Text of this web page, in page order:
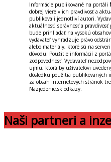
Informácie publikované na portáli
dobrej viere v ich pravdivosť a
publikovali jednotliví autori.
aktuálnosť, správnosť a
bude prihliadať na vysokú
vydavateľ vyhradzuje právo
alebo materiály, ktoré sú na
dôvodu. Použitie informácií z
zodpovednosť. Vydavateľ
ujmu, ktorá by užívateľovi
dôsledku použitia publikovaných
za obsah internetových stránok
Nazjedenie.sk odkazy.
Naši partneri a